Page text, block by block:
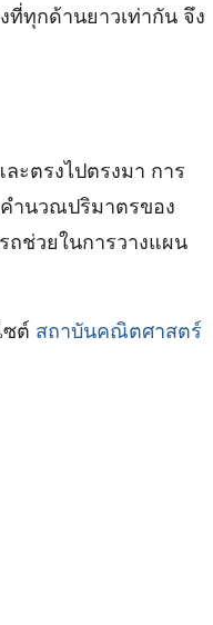
ทุกด้านยาวเท่ากัน จึง
ะตรงไปตรงมา การ
ำนวณปริมาตรของ
ถช่วยในการวางแผน
ซต์ สถาบันคณิตศาสตร์